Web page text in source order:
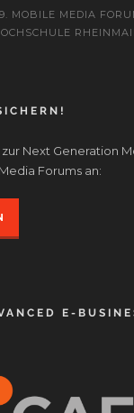
MOBILE MEDIA
Next Generation
Forums an:
E-